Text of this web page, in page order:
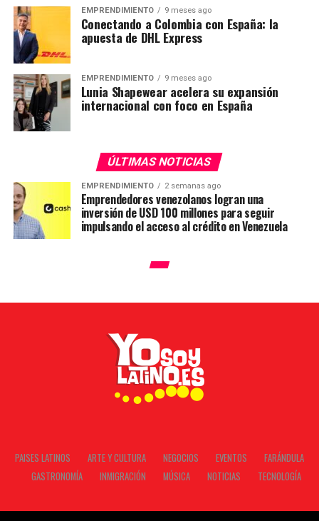
EMPRENDIMIENTO 9 meses ago
Conectando a Colombia con España: la
apuesta de DHL Express
EMPRENDIMIENTO 9 meses ago
Lunia Shapewear acelera su expansión
internacional con foco en España
ÚLTIMAS NOTICIAS
EMPRENDIMIENTO 2 semanas ago
Emprendedores venezolanos logran una
inversión de USD 100 millones para seguir
impulsando el acceso al crédito en Venezuela
PAISES LATINOS ARTE Y CULTURA NEGOCIOS EVENTOS
FARÁNDULA
GASTRONOMÍA
INMIGRACIÓN MÚSICA NOTICIAS TECNOLOGÍA